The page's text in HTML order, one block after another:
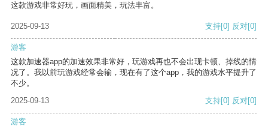
这款游戏非常好玩，画面精美，玩法丰富。
2025-09-13 支持[0] 反对[0]
游客
这款加速器app的加速效果非常好，玩游戏再也不会出现卡顿、掉线的情
况了。我以前玩游戏经常会输，现在有了这个app，我的游戏水平提升了
不少。
2025-09-13
支持[0] 反对[0]
游客